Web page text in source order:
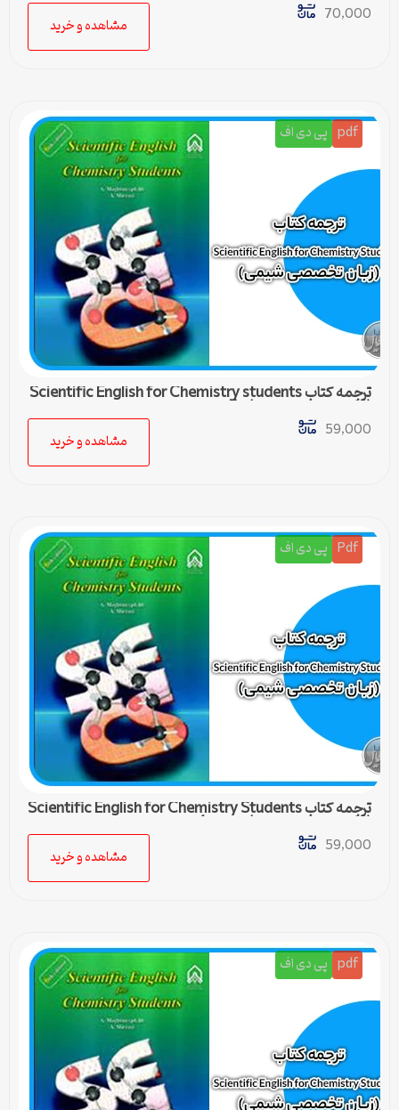
70,000
مشاهده و خرید
pdf پی دی اف
ترجمه کتاب Scientific English for Chemistry students
(زبان تخصصی شیمی) – 5
59,000
مشاهده و خرید
Pdf پی دی اف
ترجمه کتاب Scientific English for Chemistry Students
(زبان تخصصی شیمی) – درس 4
59,000
مشاهده و خرید
pdf پی دی اف